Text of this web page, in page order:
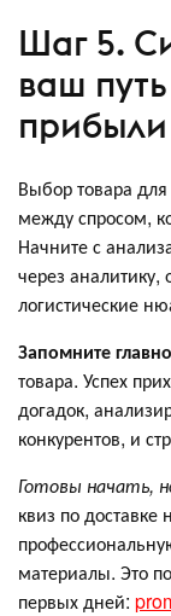
Шаг 5.
ваш
прибыли
Выбор товара
между спросом,
Начните с
через аналитику,
логистические
Запомните
товара. Успех
догадок,
конкурентов, и
Готовы начать,
квиз по доставке
материалы. Это
первых дней: